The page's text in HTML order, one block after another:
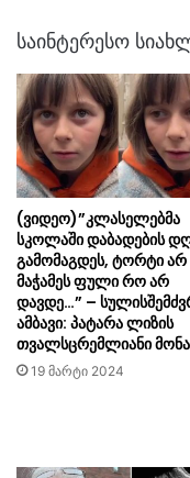
საინტერესო
(ვიდეო)”კლასელებმა
სკოლაში დაბადების
გამომაგდეს, ტორტი არ
მაჭამეს ფული რო არ
დავდე…” –
ამბავი: პატარა ლიზის
თვალსცრემლიანი
19 მარტი 2024